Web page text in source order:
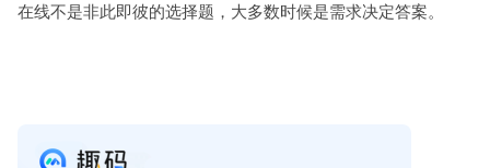
在线不是非此即彼的选择题，大多数时候是需求决定答案。